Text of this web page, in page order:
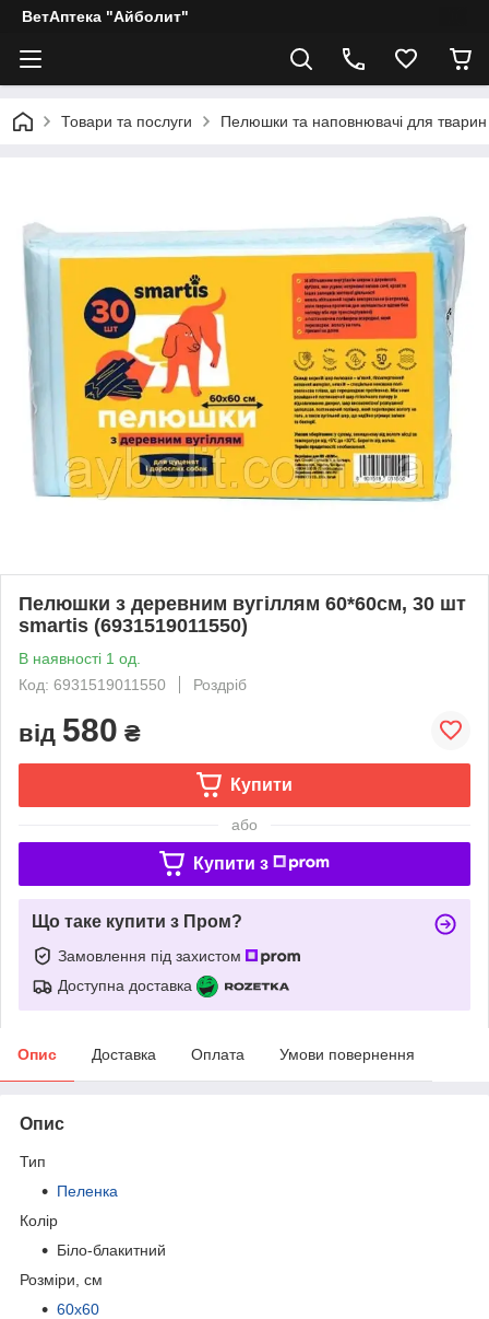
ВетАптека "Айболит"
Товари та послуги Пелюшки та наповнювачі для тварин
Пелюшки з деревним вугіллям 60*60см, 30 шт
smartis (6931519011550)
В наявності 1 од.
Код: 6931519011550
Роздріб
від 580 ₴
Купити
або
Купити з
Що таке купити з Пром?
Замовлення під захистом
Доступна доставка
Опис Доставка Оплата Умови повернення
Опис
Тип
Пеленка
Колір
Біло-блакитний
Розміри, см
60х60